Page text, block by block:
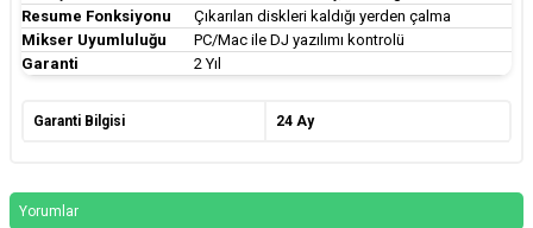
Resume Fonksiyonu
Çıkarılan diskleri kaldığı yerden çalma
Mikser Uyumluluğu
PC/Mac ile DJ yazılımı kontrolü
Garanti
2 Yıl
Garanti Bilgisi 24 Ay
Yorumlar